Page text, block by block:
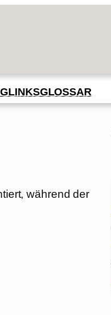
LINKSGLOSSAR
während der